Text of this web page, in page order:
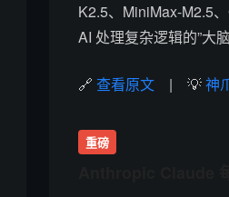
K2.5、MiniMax-M2.5
AI 处理复杂逻辑的”大脑
🔗 查看原文 | 💡神
重磅